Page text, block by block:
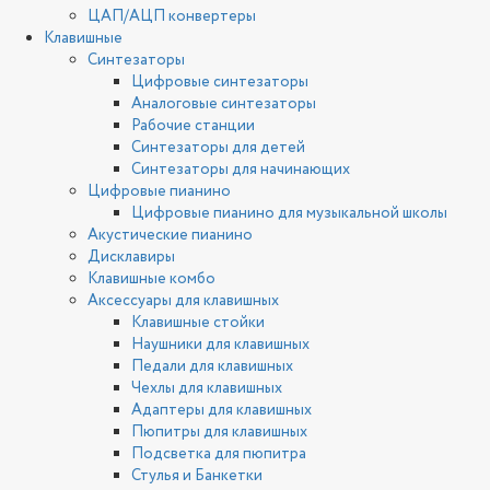
ЦАП/АЦП конвертеры
Клавишные
Синтезаторы
Цифровые синтезаторы
Аналоговые синтезаторы
Рабочие станции
Синтезаторы для детей
Синтезаторы для начинающих
Цифровые пианино
Цифровые пианино для музыкальной школы
Акустические пианино
Дисклавиры
Клавишные комбо
Аксессуары для клавишных
Клавишные стойки
Наушники для клавишных
Педали для клавишных
Чехлы для клавишных
Адаптеры для клавишных
Пюпитры для клавишных
Подсветка для пюпитра
Стулья и Банкетки